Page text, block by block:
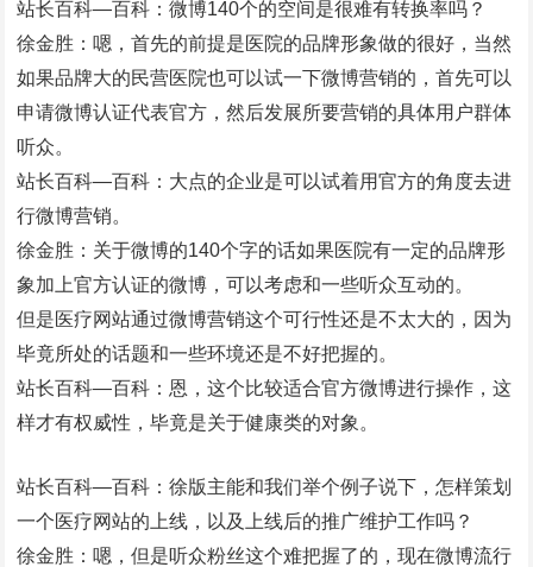
站长百科—百科：微博140个的空间是很难有转换率吗？
徐金胜：嗯，首先的前提是医院的品牌形象做的很好，当然
如果品牌大的民营医院也可以试一下微博营销的，首先可以
申请微博认证代表官方，然后发展所要营销的具体用户群体
听众。
站长百科—百科：大点的企业是可以试着用官方的角度去进
行微博营销。
徐金胜：关于微博的140个字的话如果医院有一定的品牌形
象加上官方认证的微博，可以考虑和一些听众互动的。
但是医疗网站通过微博营销这个可行性还是不太大的，因为
毕竟所处的话题和一些环境还是不好把握的。
站长百科—百科：恩，这个比较适合官方微博进行操作，这
样才有权威性，毕竟是关于健康类的对象。
站长百科—百科：徐版主能和我们举个例子说下，怎样策划
一个医疗网站的上线，以及上线后的推广维护工作吗？
徐金胜：嗯，但是听众粉丝这个难把握了的，现在微博流行